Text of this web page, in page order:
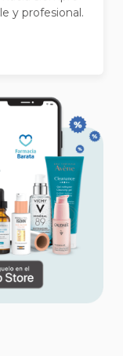
y profesional.